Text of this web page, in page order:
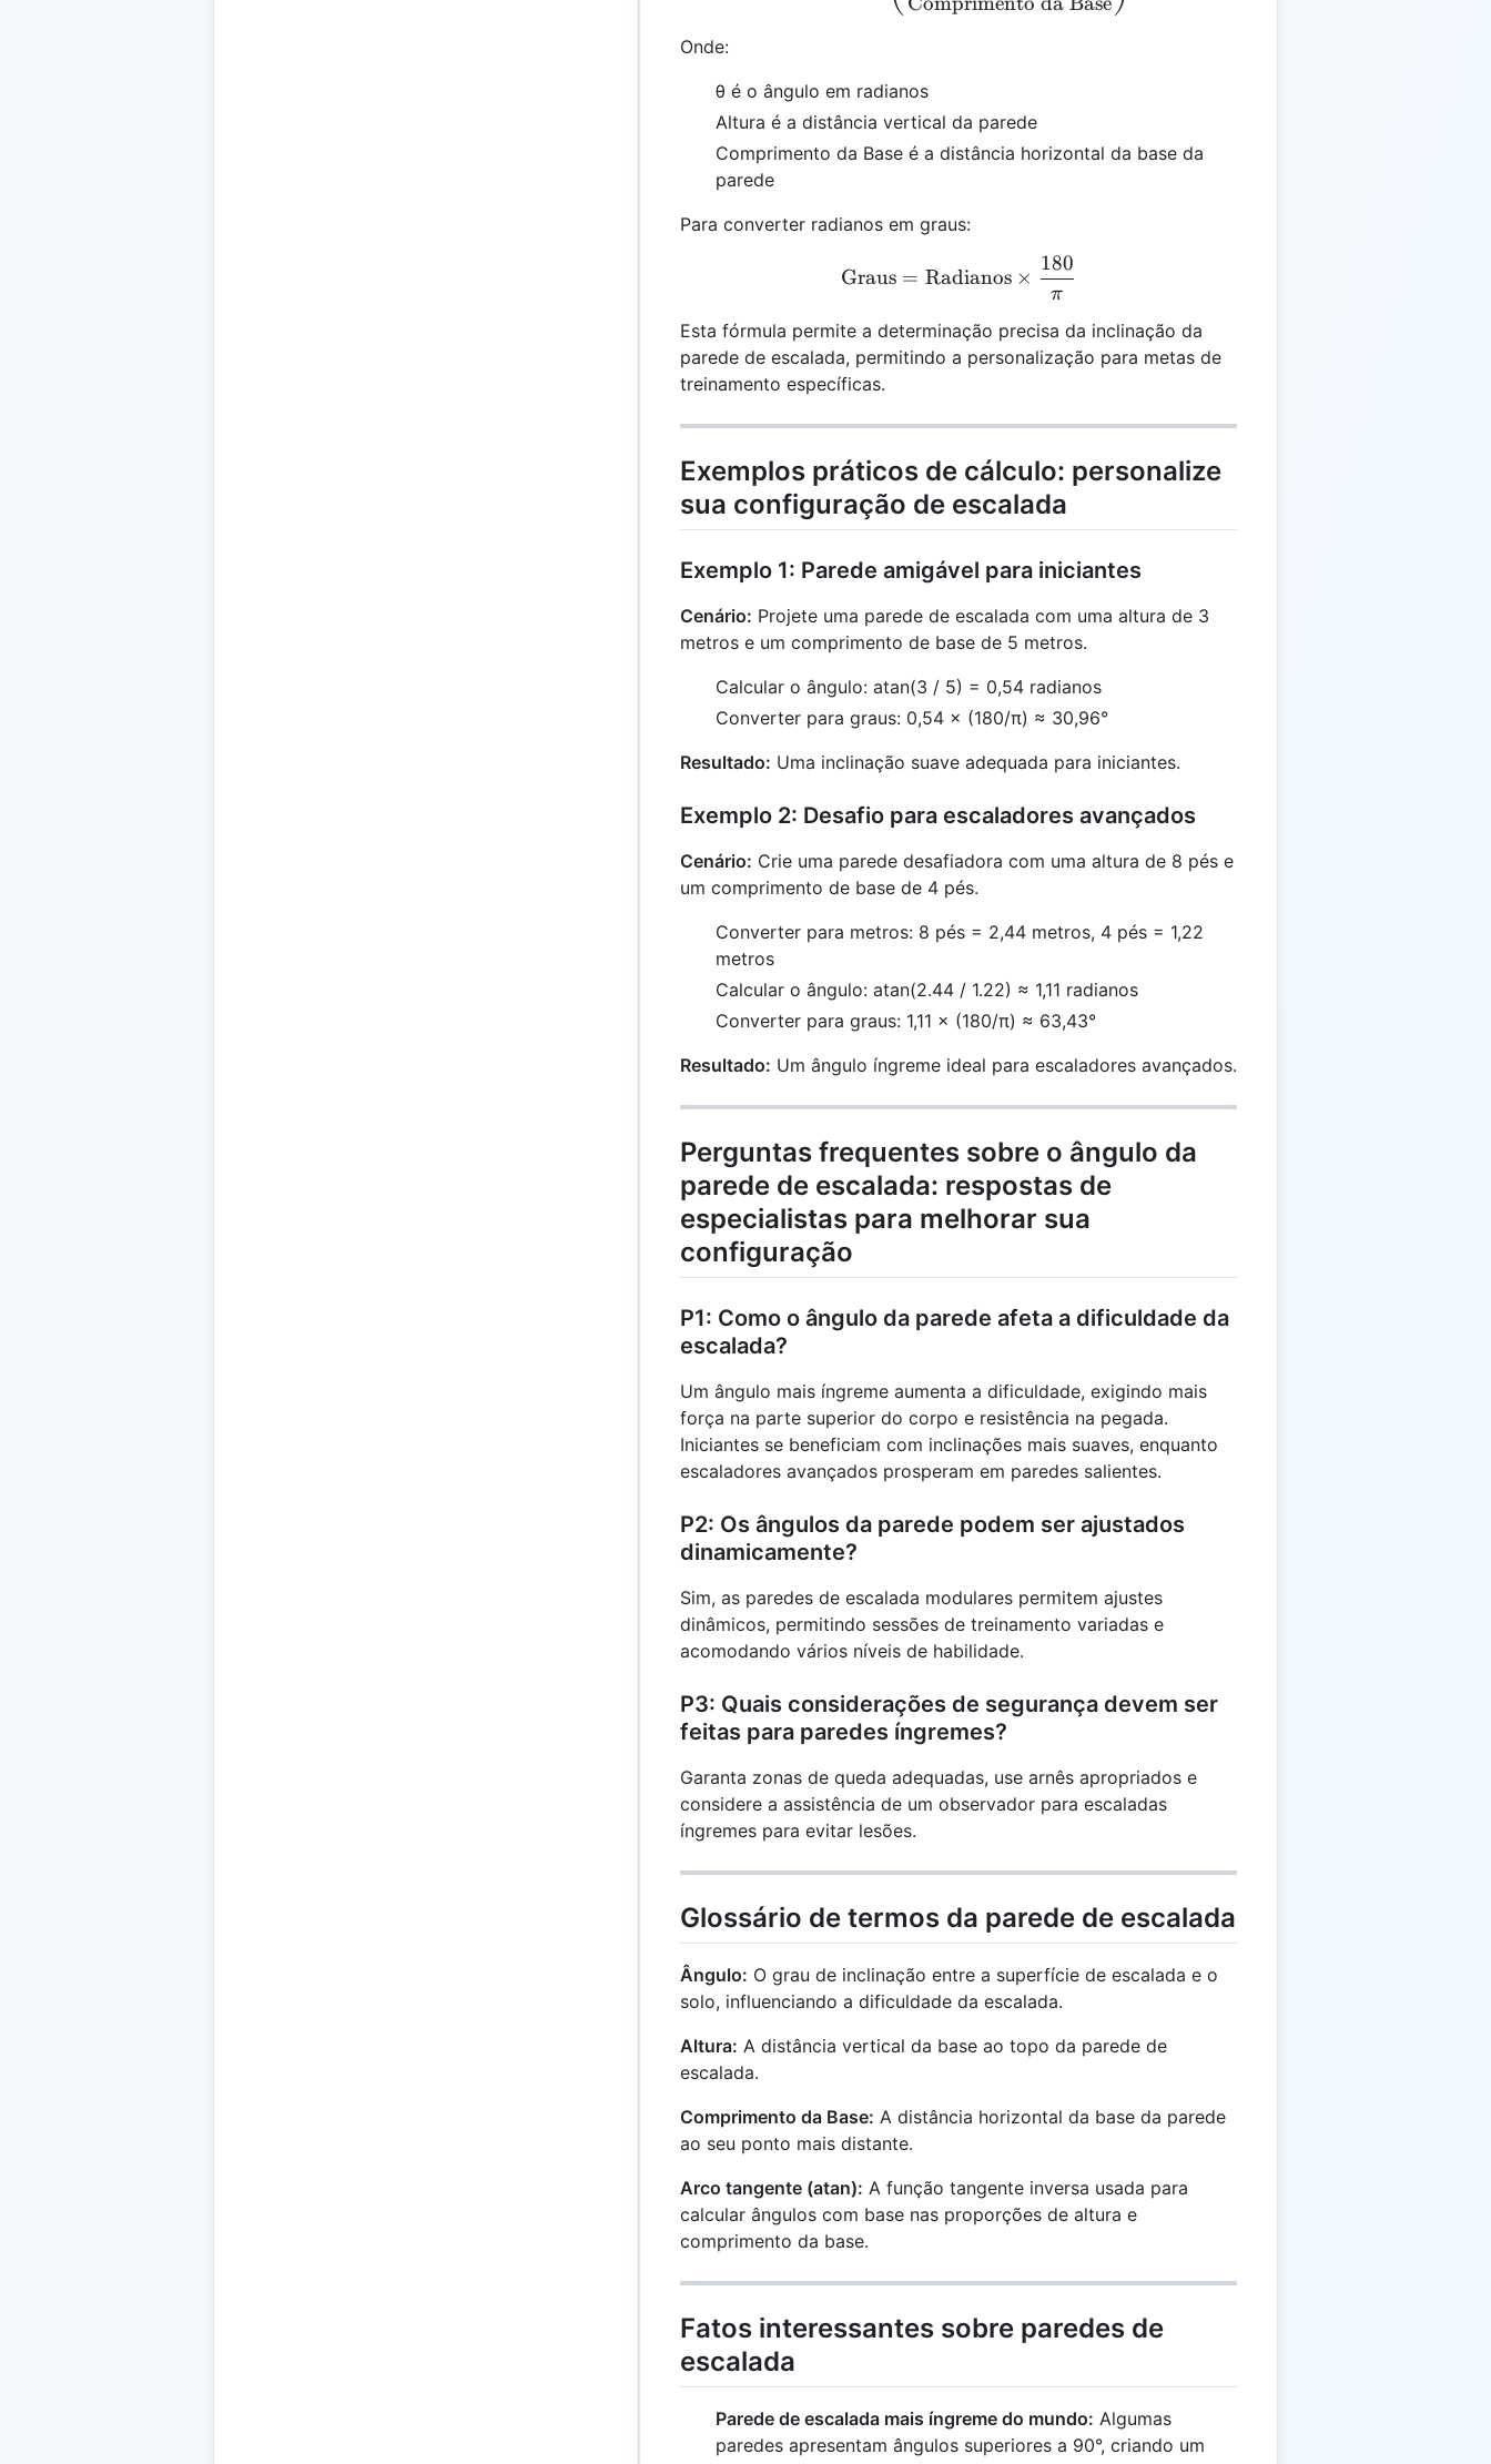
Onde:
θ é o ângulo em radianos
Altura é a distância vertical da parede
Comprimento da Base é a distância horizontal da base da
parede
Para converter radianos em graus:
\text{Graus} = \text{Radianos} \times \frac{180}{\pi}
Graus = Radianos ×
π
180
Esta fórmula permite a determinação precisa da inclinação da
parede de escalada, permitindo a personalização para metas de
treinamento específicas.
Exemplos práticos de cálculo: personalize
sua configuração de escalada
Exemplo 1: Parede amigável para iniciantes
Cenário: Projete uma parede de escalada com uma altura de 3
metros e um comprimento de base de 5 metros.
Calcular o ângulo: atan(3 / 5) = 0,54 radianos
Converter para graus: 0,54 × (180/π) ≈ 30,96°
Resultado: Uma inclinação suave adequada para iniciantes.
Exemplo 2: Desafio para escaladores avançados
Cenário: Crie uma parede desafiadora com uma altura de 8 pés e
um comprimento de base de 4 pés.
Converter para metros: 8 pés = 2,44 metros, 4 pés = 1,22
metros
Calcular o ângulo: atan(2.44 / 1.22) ≈ 1,11 radianos
Converter para graus: 1,11 × (180/π) ≈ 63,43°
Resultado: Um ângulo íngreme ideal para escaladores avançados.
Perguntas frequentes sobre o ângulo da
parede de escalada: respostas de
especialistas para melhorar sua
configuração
P1: Como o ângulo da parede afeta a dificuldade da
escalada?
Um ângulo mais íngreme aumenta a dificuldade, exigindo mais
força na parte superior do corpo e resistência na pegada.
Iniciantes se beneficiam com inclinações mais suaves, enquanto
escaladores avançados prosperam em paredes salientes.
P2: Os ângulos da parede podem ser ajustados
dinamicamente?
Sim, as paredes de escalada modulares permitem ajustes
dinâmicos, permitindo sessões de treinamento variadas e
acomodando vários níveis de habilidade.
P3: Quais considerações de segurança devem ser
feitas para paredes íngremes?
Garanta zonas de queda adequadas, use arnês apropriados e
considere a assistência de um observador para escaladas
íngremes para evitar lesões.
Glossário de termos da parede de escalada
Ângulo: O grau de inclinação entre a superfície de escalada e o
solo, influenciando a dificuldade da escalada.
Altura: A distância vertical da base ao topo da parede de
escalada.
Comprimento da Base: A distância horizontal da base da parede
ao seu ponto mais distante.
Arco tangente (atan): A função tangente inversa usada para
calcular ângulos com base nas proporções de altura e
comprimento da base.
Fatos interessantes sobre paredes de
escalada
Parede de escalada mais íngreme do mundo: Algumas
paredes apresentam ângulos superiores a 90°, criando um